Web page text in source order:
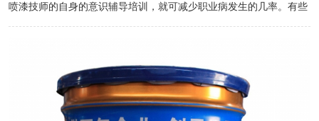
喷漆技师的自身的意识辅导培训，就可减少职业病发生的几率。有些
企业老板为了怕花钱忽视油漆工的健康，采取简单的预防措施，甚至
请的油漆工多是刚从农村出来的打工者，他们根本没有接受任何正规
化培训，缺乏防护意识，更容易导致中毒事件发生。